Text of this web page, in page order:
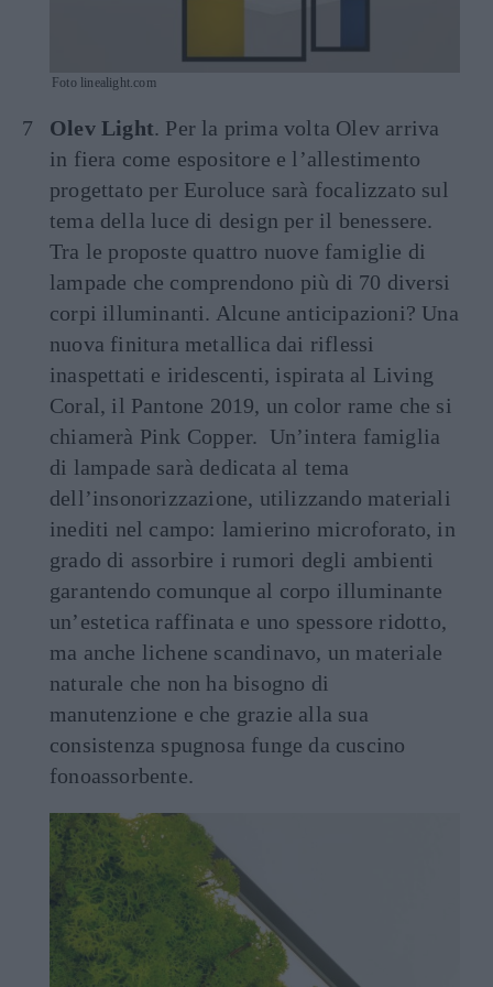
Foto linealight.com
Olev Light. Per la prima volta Olev arriva
in fiera come espositore e l’allestimento
progettato per Euroluce sarà focalizzato sul
tema della luce di design per il benessere.
Tra le proposte quattro nuove famiglie di
lampade che comprendono più di 70 diversi
corpi illuminanti. Alcune anticipazioni? Una
nuova finitura metallica dai riflessi
inaspettati e iridescenti, ispirata al Living
Coral, il Pantone 2019, un color rame che si
chiamerà Pink Copper. Un’intera famiglia
di lampade sarà dedicata al tema
dell’insonorizzazione, utilizzando materiali
inediti nel campo: lamierino microforato, in
grado di assorbire i rumori degli ambienti
garantendo comunque al corpo illuminante
un’estetica raffinata e uno spessore ridotto,
ma anche lichene scandinavo, un materiale
naturale che non ha bisogno di
manutenzione e che grazie alla sua
consistenza spugnosa funge da cuscino
fonoassorbente.